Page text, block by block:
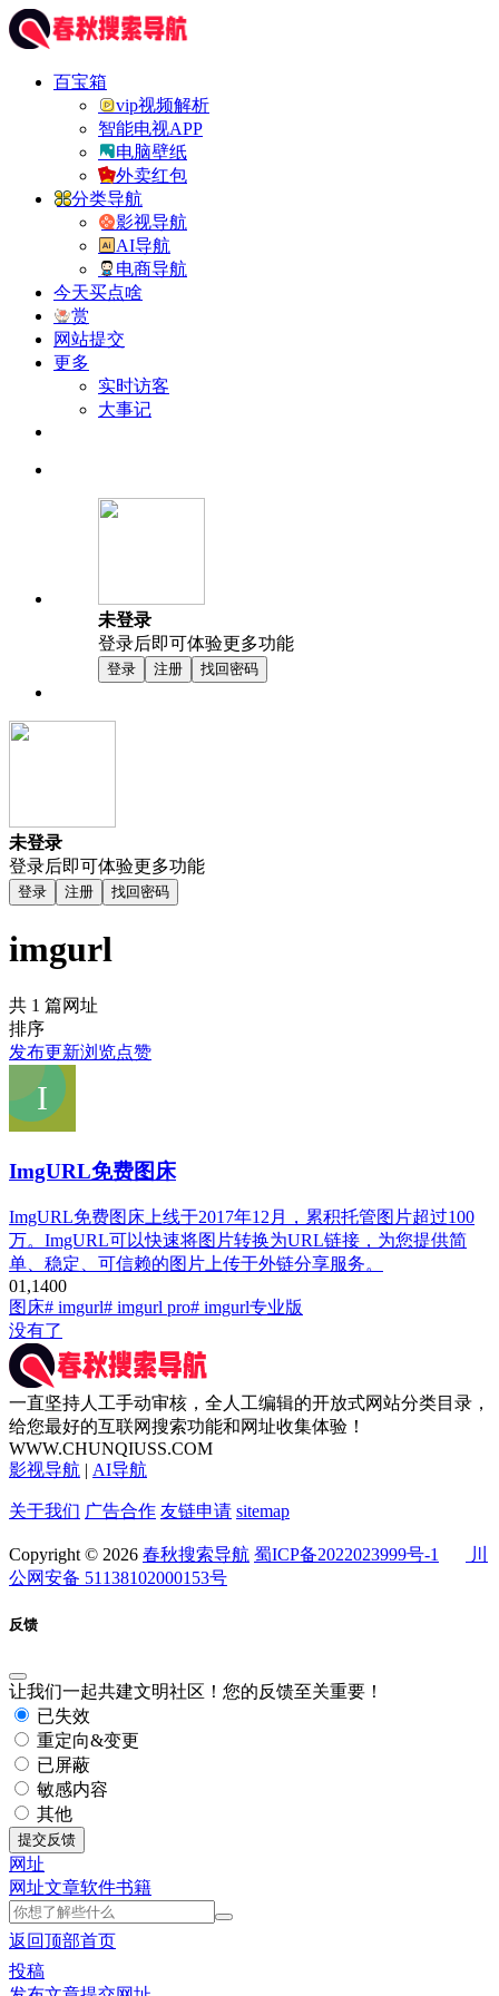
百宝箱
vip视频解析
智能电视APP
电脑壁纸
外卖红包
分类导航
影视导航
AI导航
电商导航
今天买点啥
赏
网站提交
更多
实时访客
大事记
未登录
登录后即可体验更多功能
登录 注册 找回密码
未登录
登录后即可体验更多功能
登录 注册 找回密码
imgurl
共 1 篇网址
排序
发布更新浏览点赞
ImgURL免费图床
ImgURL免费图床上线于2017年12月，累积托管图片超过100
万。ImgURL可以快速将图片转换为URL链接，为您提供简
单、稳定、可信赖的图片上传于外链分享服务。
01,1400
图床# imgurl# imgurl pro# imgurl专业版
没有了
一直坚持人工手动审核，全人工编辑的开放式网站分类目录，
给您最好的互联网搜索功能和网址收集体验！
WWW.CHUNQIUSS.COM
影视导航 | AI导航
关于我们 广告合作 友链申请 sitemap
Copyright © 2026 春秋搜索导航 蜀ICP备2022023999号-1
川
公网安备 51138102000153号
反馈
让我们一起共建文明社区！您的反馈至关重要！
已失效
重定向&变更
已屏蔽
敏感内容
其他
提交反馈
网址
网址文章软件书籍
返回顶部首页
投稿